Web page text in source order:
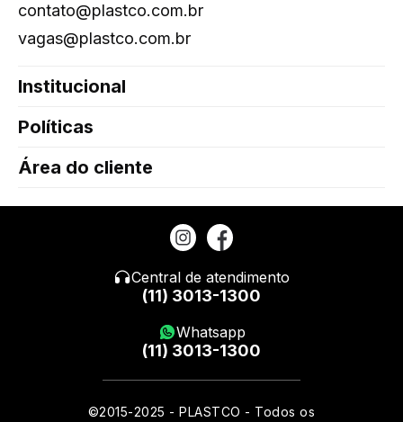
contato@plastco.com.br
vagas@plastco.com.br
Institucional
Políticas
Área do cliente
Central de atendimento
(11) 3013-1300
Whatsapp
(11) 3013-1300
©2015-2025 - PLASTCO - Todos os